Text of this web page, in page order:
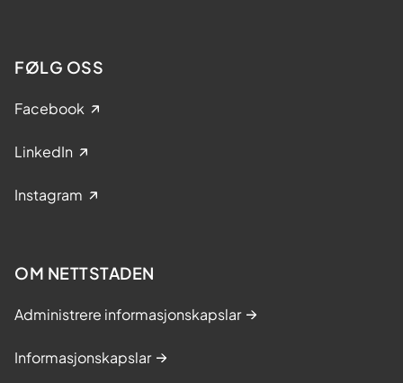
FØLG OSS
Facebook
LinkedIn
Instagram
OM NETTSTADEN
Administrere informasjonskapslar
Informasjonskapslar